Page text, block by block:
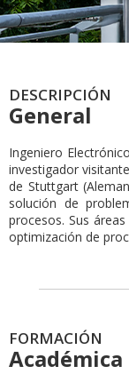
DESCRIPCIÓN
General
Ingeniero
investigador
de Stuttgart
solución de
procesos. Sus
optimización de
FORMACIÓN
Académica